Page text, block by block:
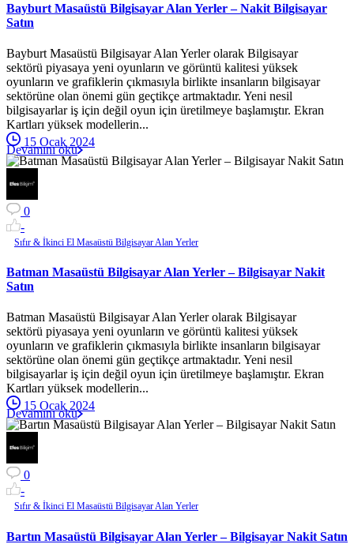
Bayburt Masaüstü Bilgisayar Alan Yerler – Nakit Bilgisayar
Satın
Bayburt Masaüstü Bilgisayar Alan Yerler olarak Bilgisayar
sektörü piyasaya yeni oyunların ve görüntü kalitesi yüksek
oyunların ve grafiklerin çıkmasıyla birlikte insanların bilgisayar
sektörüne olan önemi gün geçtikçe artmaktadır. Yeni nesil
bilgisayarlar iş için değil oyun için üretilmeye başlamıştır. Ekran
Kartları yüksek modellerin...
15 Ocak 2024
Devamını oku
0
-
Sıfır & İkinci El Masaüstü Bilgisayar Alan Yerler
Batman Masaüstü Bilgisayar Alan Yerler – Bilgisayar Nakit
Satın
Batman Masaüstü Bilgisayar Alan Yerler olarak Bilgisayar
sektörü piyasaya yeni oyunların ve görüntü kalitesi yüksek
oyunların ve grafiklerin çıkmasıyla birlikte insanların bilgisayar
sektörüne olan önemi gün geçtikçe artmaktadır. Yeni nesil
bilgisayarlar iş için değil oyun için üretilmeye başlamıştır. Ekran
Kartları yüksek modellerin...
15 Ocak 2024
Devamını oku
0
-
Sıfır & İkinci El Masaüstü Bilgisayar Alan Yerler
Bartın Masaüstü Bilgisayar Alan Yerler – Bilgisayar Nakit Satın